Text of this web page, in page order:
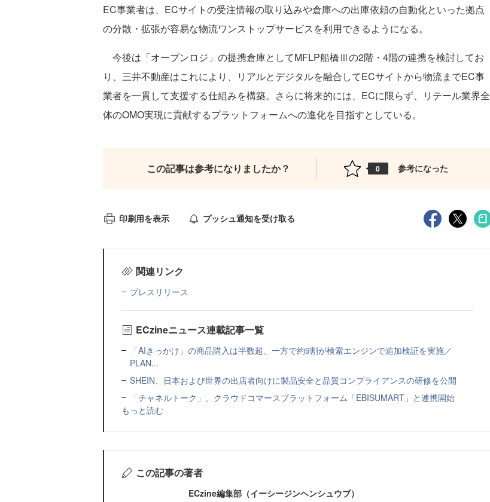
EC事業者は、ECサイトの受注情報の取り込みや倉庫への出庫依頼の自動化といった拠点
の分散・拡張が容易な物流ワンストップサービスを利用できるようになる。
今後は「オープンロジ」の提携倉庫としてMFLP船橋Ⅲの2階・4階の連携を検討してお
り、三井不動産はこれにより、リアルとデジタルを融合してECサイトから物流までEC事
業者を一貫して支援する仕組みを構築。さらに将来的には、ECに限らず、リテール業界全
体のOMO実現に貢献するプラットフォームへの進化を目指すとしている。
この記事は参考になりましたか？ 0 参考になった
印刷用を表示 プッシュ通知を受け取る
関連リンク
プレスリリース
ECzineニュース連載記事一覧
「AIきっかけ」の商品購入は半数超、一方で約9割が検索エンジンで追加検証を実施／
PLAN...
SHEIN、日本および世界の出店者向けに製品安全と品質コンプライアンスの研修を公開
「チャネルトーク」、クラウドコマースプラットフォーム「EBISUMART」と連携開始
もっと読む
この記事の著者
ECzine編集部（イーシージンヘンシュウブ）